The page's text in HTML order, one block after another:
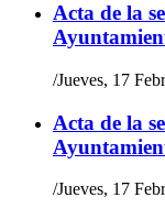
Acta de la
/Jueves, 17
Acta de la
/Jueves, 17